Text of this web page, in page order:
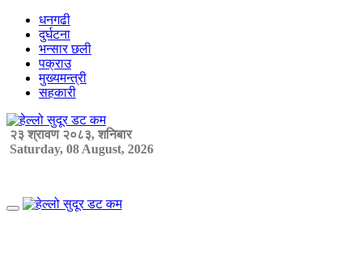
Skip
content
धनगढी
दुर्घटना
भन्सार छली
पक्राउ
मुख्यमन्त्री
सहकारी
२३ श्रावण २०८३, शनिबार
Saturday, 08 August, 2026
Primary